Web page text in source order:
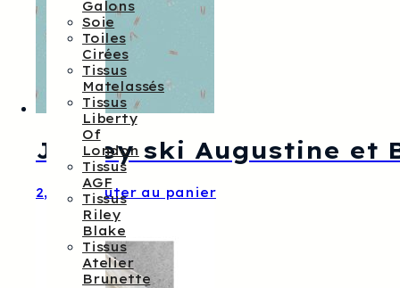
Galons
Soie
Toiles
Cirées
Tissus
Matelassés
Tissus
Liberty
Of
London
Tissus
AGF
Tissus
Riley
Blake
Tissus
Atelier
Brunette
Jersey ski Augustine et
2,10 € Ajouter au panier